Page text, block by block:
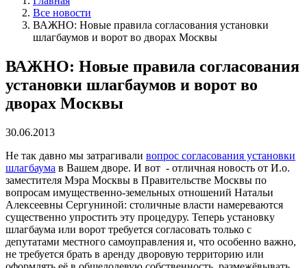
Все новости
ВАЖНО: Новые правила согласования установки
шлагбаумов и ворот во дворах Москвы
ВАЖНО: Новые правила согласования
установки шлагбаумов и ворот во
дворах Москвы
30.06.2013
Не так давно мы затрагивали вопрос согласования установки
шлагбаума в Вашем дворе. И вот - отличная новость от И.о.
заместителя Мэра Москвы в Правительстве Москвы по
вопросам имущественно-земельных отношений Натальи
Алексеевны Сергуниной: столичные власти намереваются
существенно упростить эту процедуру. Теперь установку
шлагбаума или ворот требуется согласовать только с
депутатами местного самоуправления и, что особенно важно,
не требуется брать в аренду дворовую территорию или